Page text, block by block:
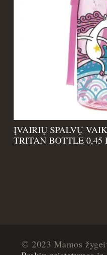
ĮVAIRIŲ SPALVŲ
TRITAN BOTTLE 0,45
© 2023 Mamos